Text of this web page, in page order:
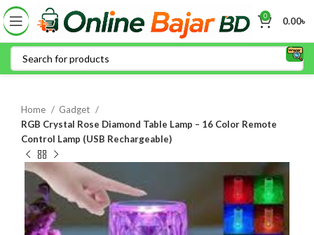
0 0.00৳
Home
Gadget
RGB Crystal Rose Diamond Table Lamp – 16 Color Remote
Control Lamp (USB Rechargeable)